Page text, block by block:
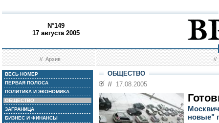
N°149
17 августа 2005
//Архив //
ВЕСЬ НОМЕР
ПЕРВАЯ ПОЛОСА
ПОЛИТИКА И ЭКОНОМИКА
ОБЩЕСТВО
ЗАГРАНИЦА
БИЗНЕС И ФИНАНСЫ
ОБЩЕСТВО
// 17.08.2005
новые"